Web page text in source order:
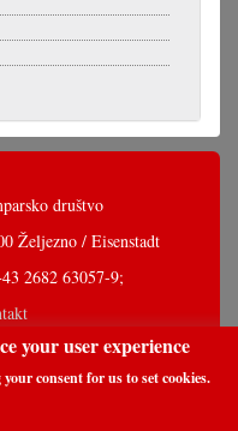
društvo
Željezno / Eisenstadt
2682 63057-9;
your user experience
consent for us to set cookies.